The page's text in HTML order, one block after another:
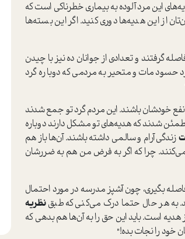
این مرد آلوده به بیماری خطرناکی است که
از این هدیه‌ها دوری کنید. اگر این بسته‌ها
و تعدادی از جوانان ده نیز با چیدن
حسود مات و متحیر به مردمي که دوباره گرد
خودشان باشند. این مردم گرد تو جمع شدند
شدند که هدیه‌های تو مشکل دارند دوباره
زندگی آرام و سالمی داشته باشند. آن‌ها باز هم
چرا که اگر به فرض من هم به ضررشان
بگیری، چون آشپز مدرسه در مورد احتمال
به هر حال حتما درک می‌کنی که طبقنظریه
هدیه است. باید این حق را به آن‌ها هم بدهی که
خود را نجات بده!"